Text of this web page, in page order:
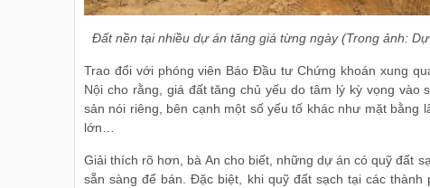
Đất nền tại nhiều dự án tăng giá từng ngày (Trong ảnh:
Trao đổi với phóng viên Báo Đầu tư Chứng khoán xung
Nội cho rằng, giá đất tăng chủ yếu do tâm lý kỳ vọng
sản nói riêng, bên cạnh một số yếu tố khác như mặt bằng
lớn…
Giải thích rõ hơn, bà An cho biết, những dự án có quỹ đất
sẵn sàng để bán. Đặc biệt, khi quỹ đất sạch tại các